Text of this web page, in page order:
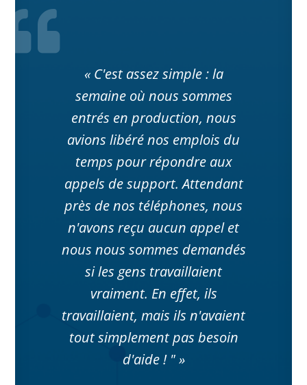
« C'est assez simple : la
semaine où nous sommes
entrés en production, nous
avions libéré nos emplois du
temps pour répondre aux
appels de support. Attendant
près de nos téléphones, nous
n'avons reçu aucun appel et
nous nous sommes demandés
si les gens travaillaient
vraiment. En effet, ils
travaillaient, mais ils n'avaient
tout simplement pas besoin
d'aide ! " »